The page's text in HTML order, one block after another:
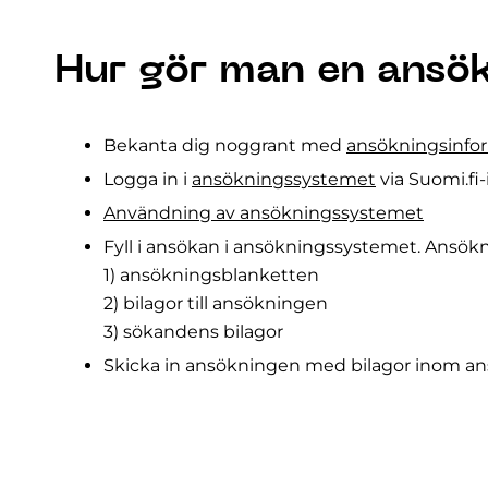
Hur gör man en
Bekanta dig noggrant med
Logga in i ansökningssystemet via
Användning av ansökningssystemet
Fyll i ansökan i ansökningssystemet.
1) ansökningsblanketten
2) bilagor till ansökningen
3) sökandens bilagor
Skicka in ansökningen med bilagor inom